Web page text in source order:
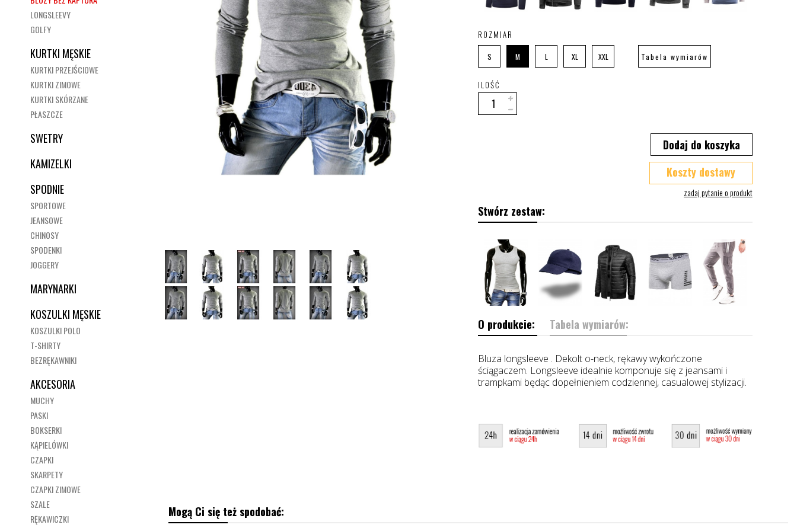
LONGSLEEVY
GOLFY
KURTKI MĘSKIE
KURTKI PRZEJŚCIOWE
KURTKI ZIMOWE
KURTKI SKÓRZANE
PŁASZCZE
SWETRY
KAMIZELKI
SPODNIE
SPORTOWE
JEANSOWE
CHINOSY
SPODENKI
JOGGERY
MARYNARKI
KOSZULKI MĘSKIE
KOSZULKI POLO
T-SHIRTY
BEZRĘKAWNIKI
AKCESORIA
MUCHY
PASKI
BOKSERKI
KĄPIELÓWKI
CZAPKI
SKARPETY
CZAPKI ZIMOWE
SZALE
RĘKAWICZKI
ROZMIAR
S M L XL XXL Tabela wymiarów
ILOŚĆ
Dodaj do koszyka
Koszty dostawy
Stwórz zestaw:
O produkcie: Tabela wymiarów:
Bluza longsleeve . Dekolt o-neck, rękawy wykończone
ściągaczem. Longsleeve idealnie komponuje się z jeansami i
trampkami będąc dopełnieniem codziennej, casualowej stylizacji.
Mogą Ci się też spodobać: